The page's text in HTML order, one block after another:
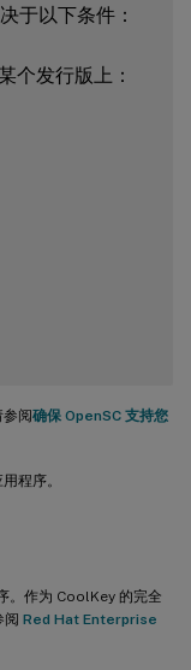
于以下条件：
个发行版上：
阅确保 OpenSC 支持您
程序。
。作为 CoolKey 的完全
阅 Red Hat Enterprise